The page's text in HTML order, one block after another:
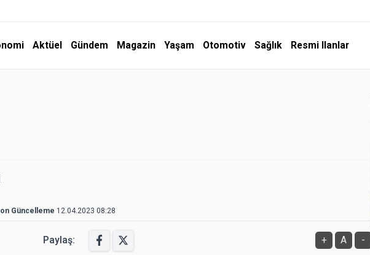
Aktüel Gündem Magazin Yaşam Otomotiv Sağlık Resmi Ilanlar
Güncelleme 12.04.2023 08:28
Paylaş: + A -